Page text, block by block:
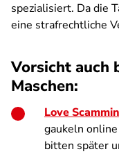
spezialisiert. Da die
eine strafrechtliche
Vorsicht auch
Maschen:
Love
gaukeln
bitten später